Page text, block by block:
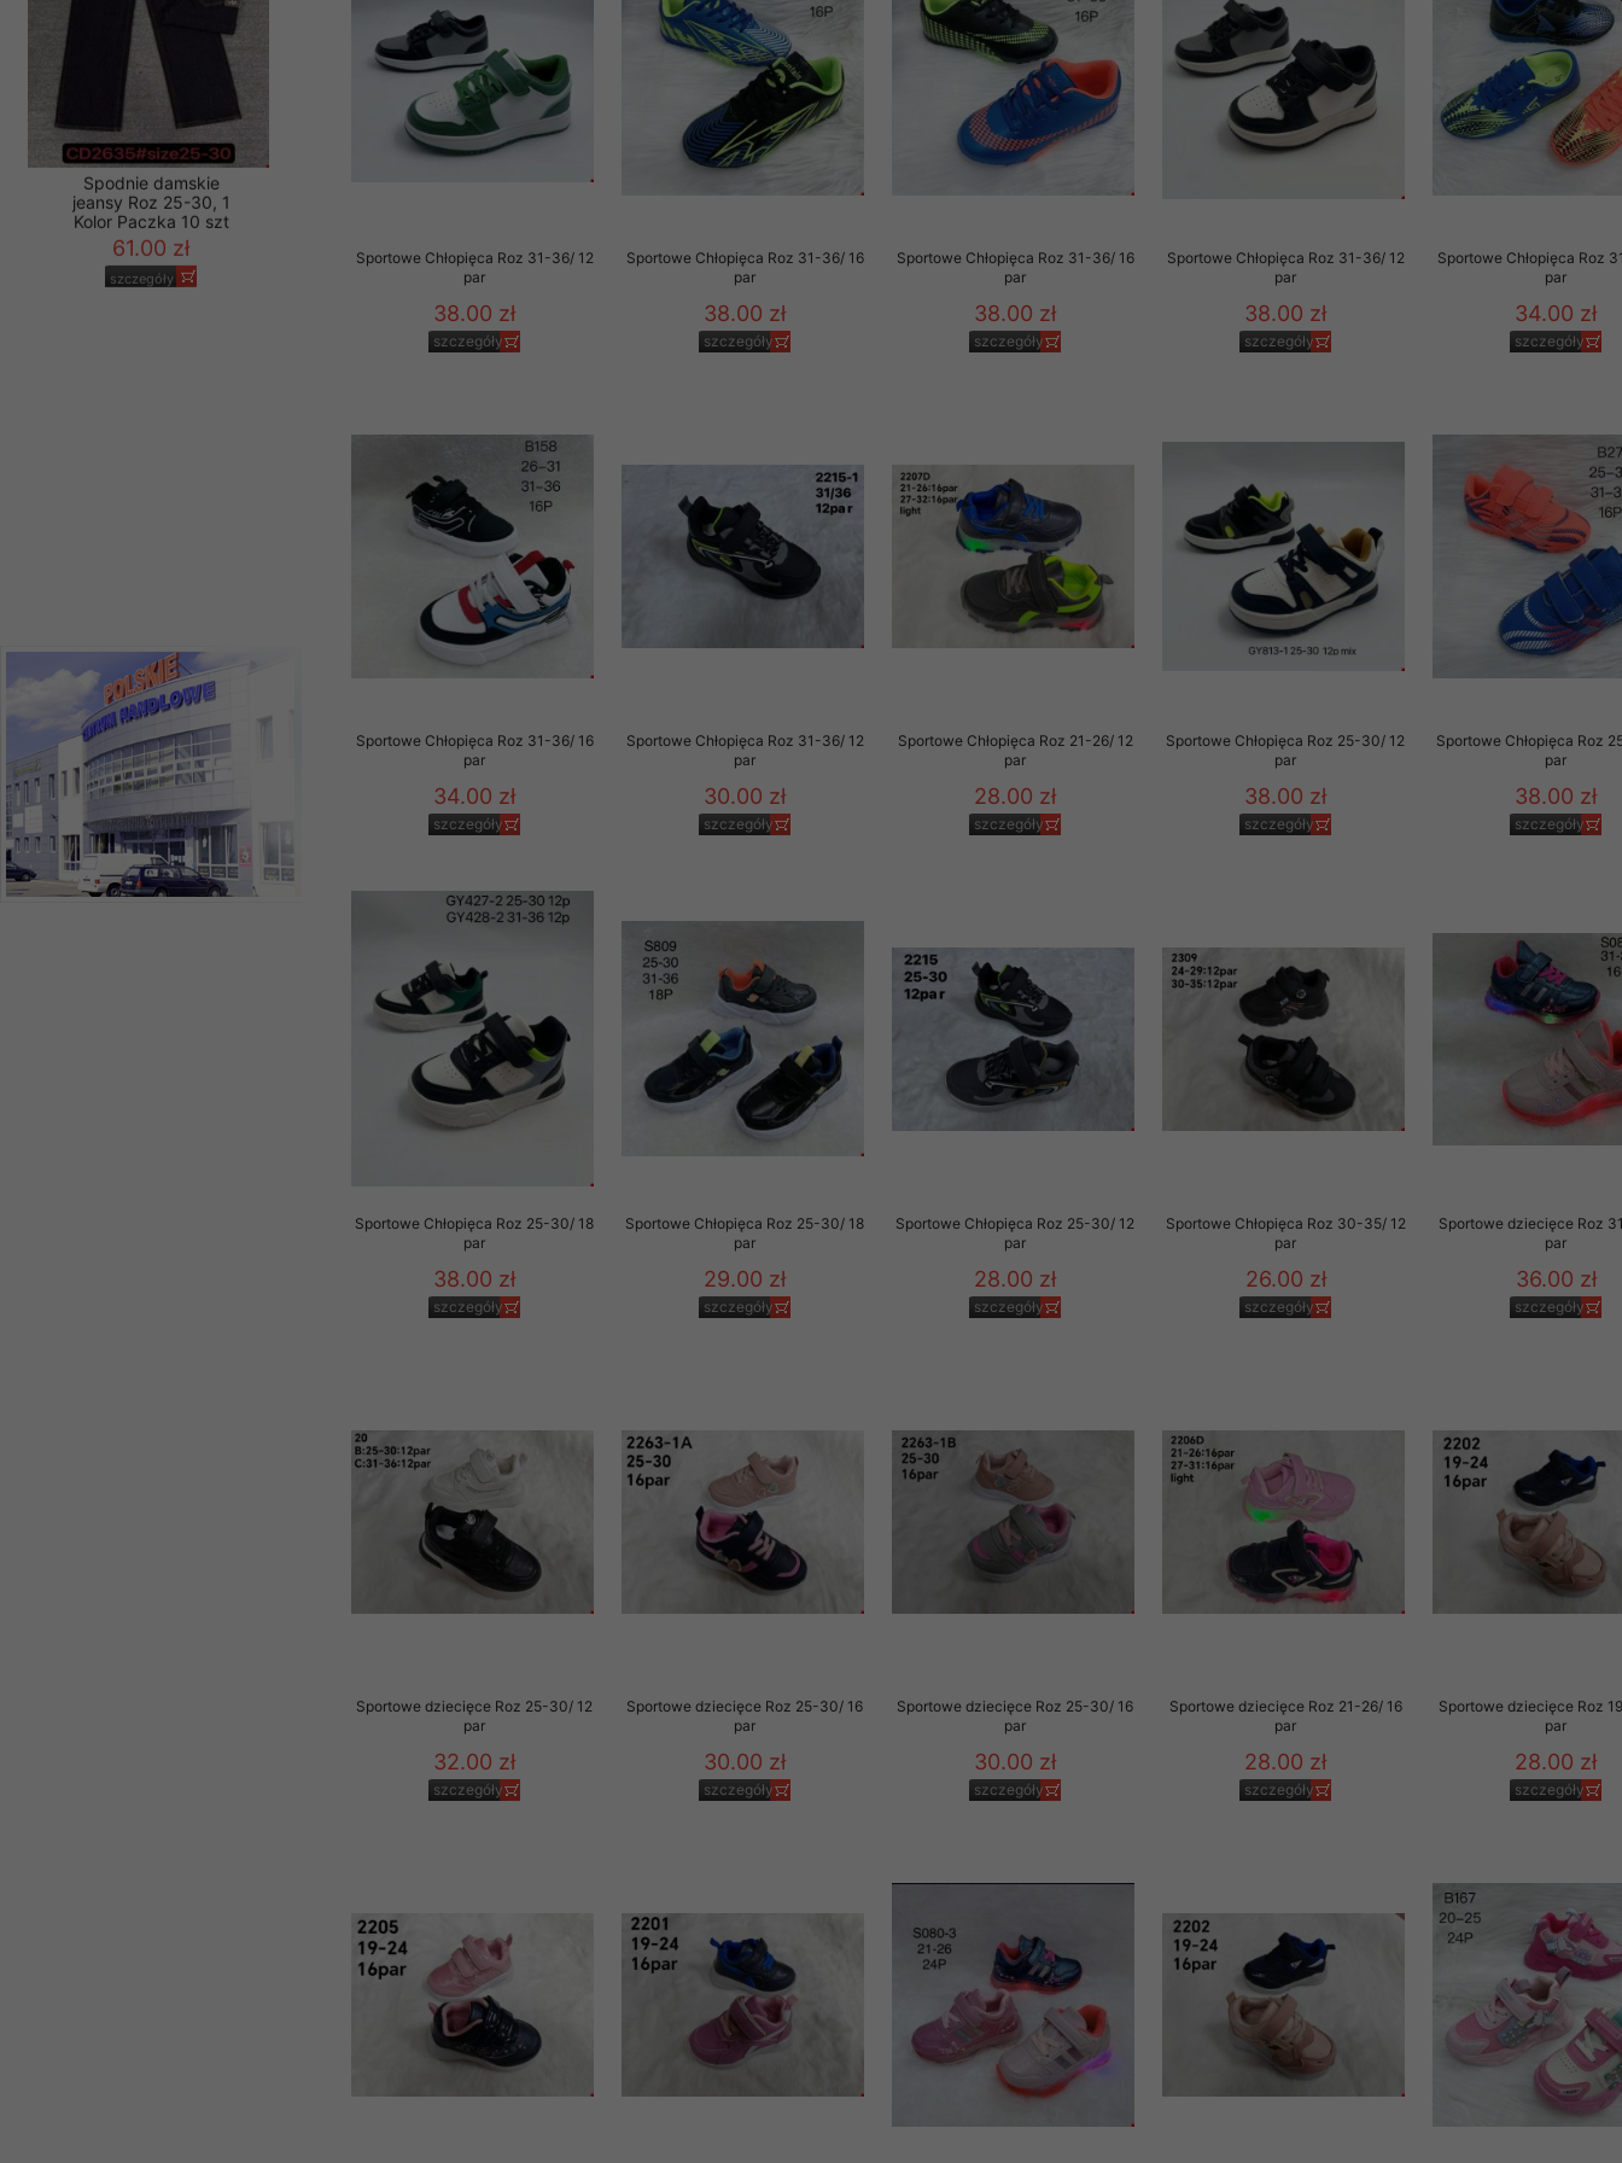
Spodnie damskie
jeansy Roz 25-30, 1
Sportowe Chłopięca Roz 31-36/ 12
par
38.00 zł
szczegóły
Sportowe Chłopięca Roz 31-36/ 16
par
38.00 zł
szczegóły
Sportowe Chłopięca Roz 31-36/ 16
par
38.00 zł
szczegóły
Sportowe Chłopięca Roz 31-36/ 12
par
38.00 zł
szczegóły
Sportowe Chłopięca Roz
par
34.00 zł
szczegóły
Sportowe Chłopięca Roz 31-36/ 16
par
34.00 zł
szczegóły
Sportowe Chłopięca Roz 31-36/ 12
par
30.00 zł
szczegóły
Sportowe Chłopięca Roz 21-26/ 12
par
28.00 zł
szczegóły
Sportowe Chłopięca Roz 25-30/ 12
par
38.00 zł
szczegóły
Sportowe Chłopięca Roz
par
38.00 zł
szczegóły
Sportowe Chłopięca Roz 25-30/ 18
par
38.00 zł
szczegóły
Sportowe Chłopięca Roz 25-30/ 18
par
29.00 zł
szczegóły
Sportowe Chłopięca Roz 25-30/ 12
par
28.00 zł
szczegóły
Sportowe Chłopięca Roz 30-35/ 12
par
26.00 zł
szczegóły
Sportowe dziecięce Roz
par
36.00 zł
szczegóły
Sportowe dziecięce Roz 25-30/ 12
par
32.00 zł
szczegóły
Sportowe dziecięce Roz 25-30/ 16
par
30.00 zł
szczegóły
Sportowe dziecięce Roz 25-30/ 16
par
30.00 zł
szczegóły
Sportowe dziecięce Roz 21-26/ 16
par
28.00 zł
szczegóły
Sportowe dziecięce Roz
par
28.00 zł
szczegóły
Materiały reklamowo - promocyjne wysyłamy Klientom jedynie wówczas, gdy wyrazili na to zgodę. Dotyczy to w
szczególności newslettera wysyłanego Klientowi, jeżeli potwierdzi wyraźnie wskazanego przez nas linka
zawierającego akceptację na otrzymywanie newslettera o aktualnych promocjach, rabatach i nowościach w
naszym Sklepie. Materiały te dotyczą wyłącznie oferty naszego Sklepu.
Wszelkie pytania, wnioski i sugestie odnoszące się do ochrony Państwa prywatności, w szczególności danych
osobowych prosimy zgłaszać na email